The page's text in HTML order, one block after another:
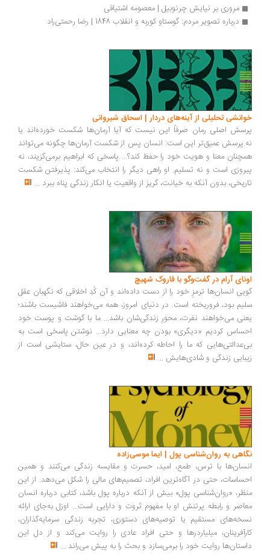
مروری بر نیایش چرنوبیل | معصومه اشتیاقی
درباره تصویر مردم: گوستاو کوربه و انقلاب 1848 | رضا رحمتی‌راد
تحلیلی از آینه‌های دردار | اسحاق شیروانی
اصلی رمان صرفاً این نیست که آیا آرمان‌ها شکست خورده‌اند یا
عمیق‌تر این است: انسان پس از شکست آرمان‌ها چگونه می‌تواند
معنا و هویت خود را حفظ کند؟... پاسخی که ابراهیم برمی‌گزیند، نه
است و نه تسلیم. او راهی دیگر را انتخاب می‌کند: پذیرفتن شکست
بدون آنکه به خیانت، گریز از واقعیت یا انکار زندگی پناه ببرد...
آرام در گفت‌وگو با فاروک شهیچ‭
انسان‌ها ترمزِ خود را از دست داده‌اند و آن کُدِ اخلاقی که نگهبان عقل
بود، فروریخته است. در دنیای امروز، همه می‌خواهند فاشیست باشند؛
می‌خواهند نفرت، محورِ زندگی‌شان باشد... ما با گوشت و پوست خود
کردیم «دیگری» بودن چه معنایی دارد... نوشتن پاسخی است به
که ما را احاطه کرده‌اند، و در عین حال، ستایشی است از
زندگی و شادی‌هایش...
به روان‌شناسی پول | ایما موسی‌زاده
با ترس، طمع، امید، حسرت و مقایسه زندگی می‌کنند و همین
حتی در آگاه‌ترین افراد، تصمیم‌های مالی را شکل می‌دهد. از این
«روان‌شناسی پول» بیش از آنکه درباره پول باشد، کتابی درباره انسان
و رابطه پرتنش او با مفهوم ثروت و دارایی است... اوزل به‌جای ارائه
مستقیم یا توصیه‌های دستوری، تجربه زندگی سرمایه‌گذاران،
میلیاردرها و حتی افراد عادی را روایت می‌کند و از دل این
روایت خود را برمی‌سازد و بحث را به پیش می‌راند...